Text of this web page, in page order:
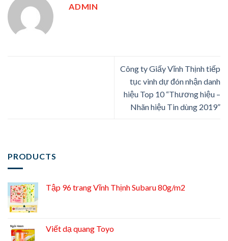
ADMIN
Công ty Giấy Vĩnh Thịnh tiếp
tục vinh dự đón nhận danh
hiệu Top 10 “Thương hiệu –
Nhãn hiệu Tin dùng 2019”
PRODUCTS
Tập 96 trang Vĩnh Thịnh Subaru 80g/m2
Viết dạ quang Toyo